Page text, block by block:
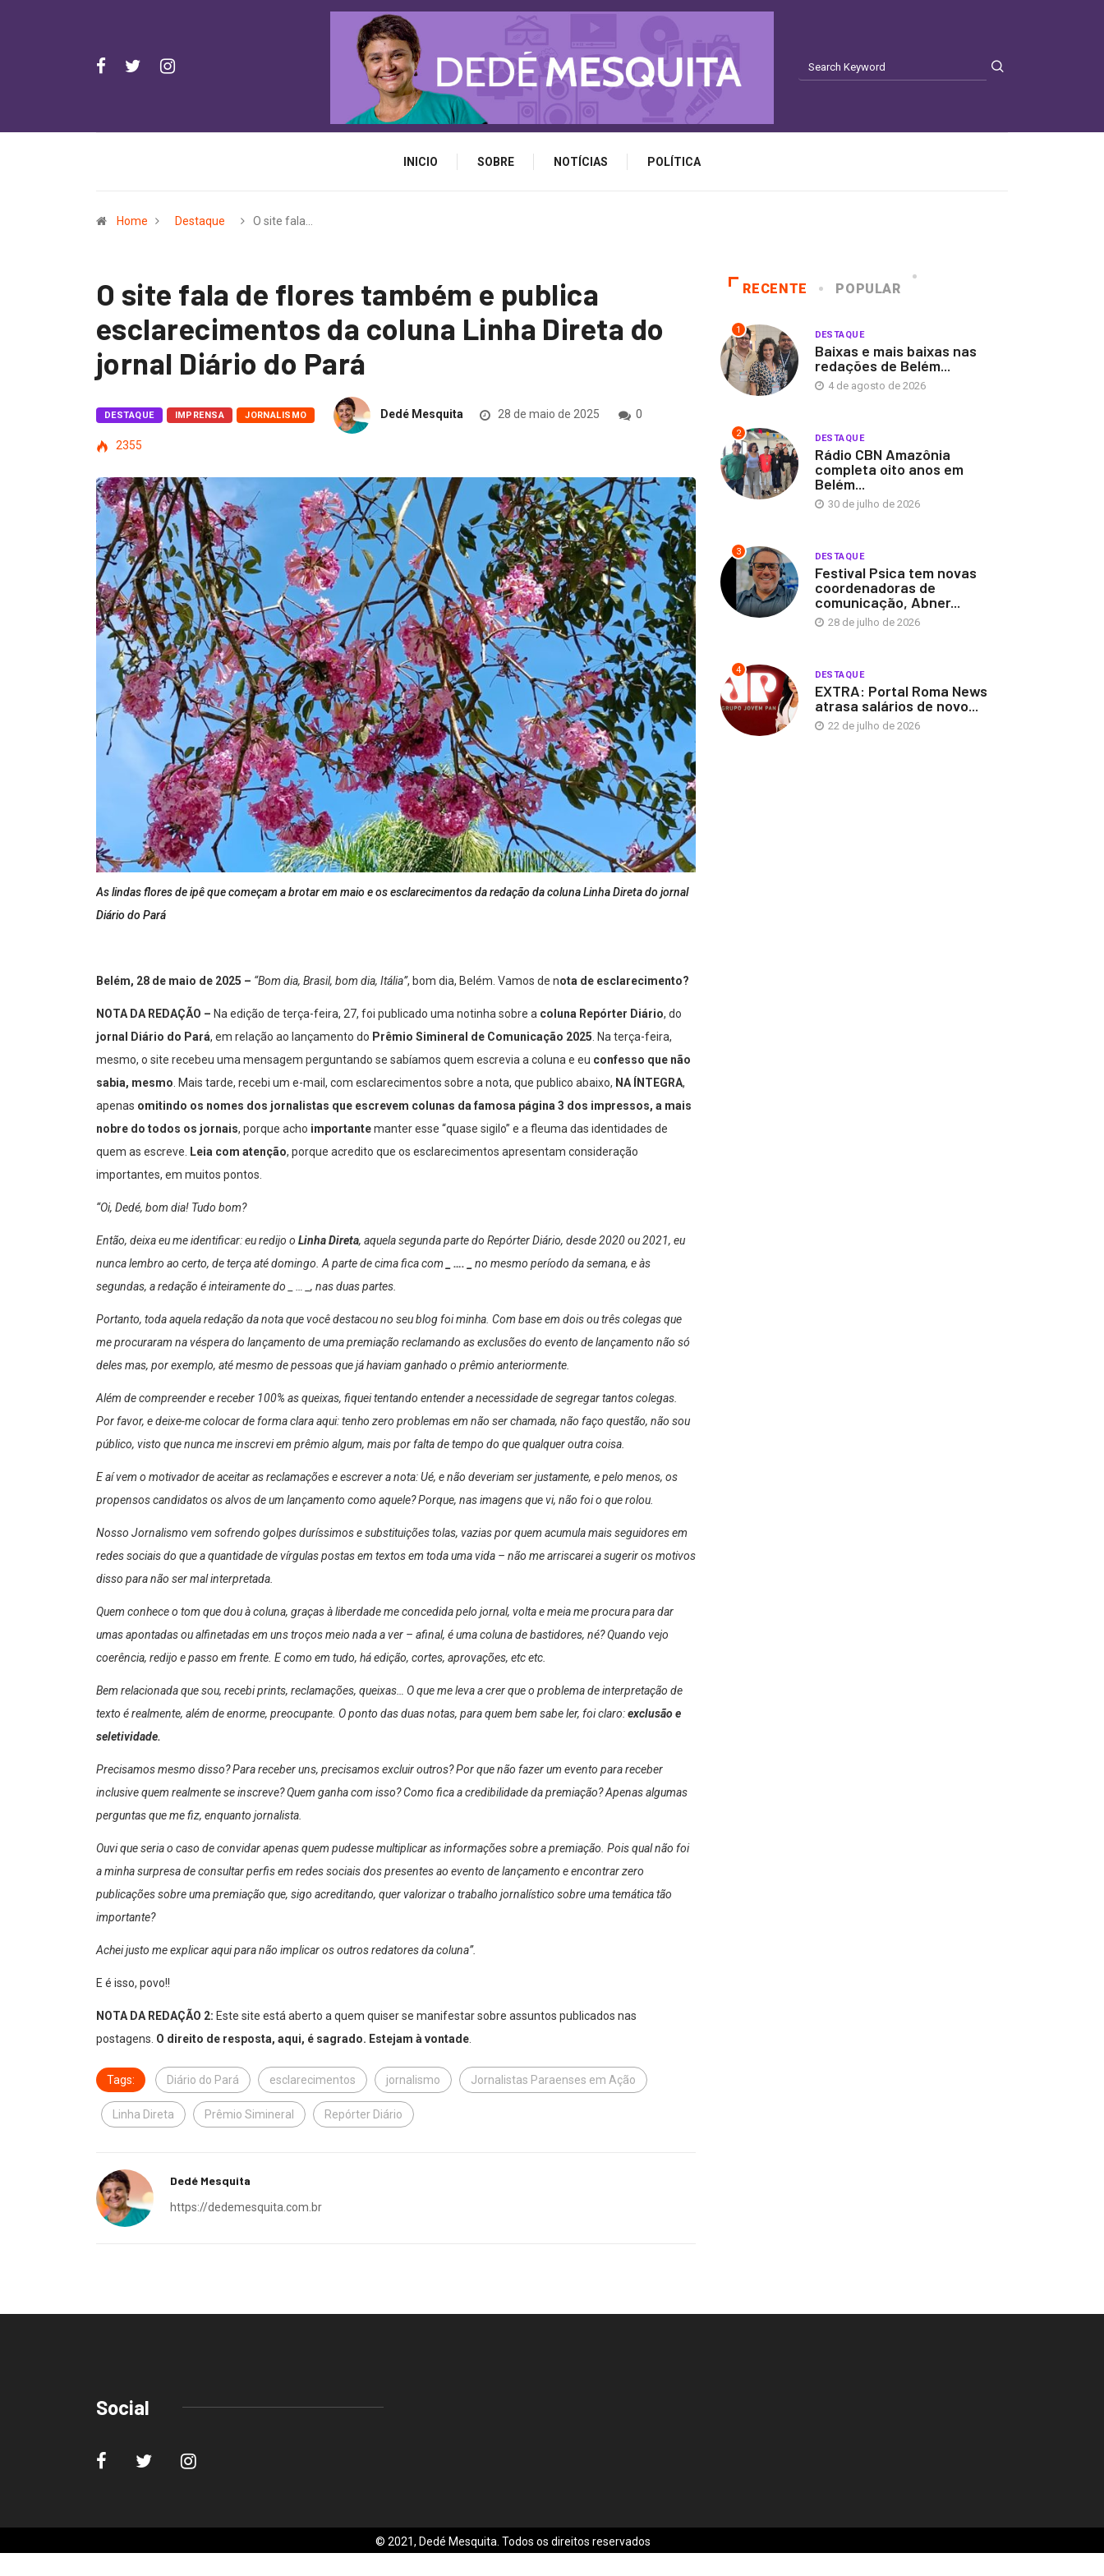
INICIO SOBRE NOTÍCIAS POLÍTICA
Home Destaque O site fala…
O site fala de flores também e publica
esclarecimentos da coluna Linha Direta do
jornal Diário do Pará
DESTAQUE IMPRENSA JORNALISMO Dedé Mesquita 28 de maio de 2025 0
2355
As lindas flores de ipê que começam a brotar em maio e os esclarecimentos da redação da coluna Linha Direta do jornal
Diário do Pará
Belém, 28 de maio de 2025 – “Bom dia, Brasil, bom dia, Itália”, bom dia, Belém. Vamos de nota de esclarecimento?
NOTA DA REDAÇÃO – Na edição de terça-feira, 27, foi publicado uma notinha sobre a coluna Repórter Diário, do
jornal Diário do Pará, em relação ao lançamento do Prêmio Simineral de Comunicação 2025 . Na terça-feira,
mesmo, o site recebeu uma mensagem perguntando se sabíamos quem escrevia a coluna e eu confesso que não
sabia, mesmo . Mais tarde, recebi um e-mail, com esclarecimentos sobre a nota, que publico abaixo, NA ÍNTEGRA,
apenas omitindo os nomes dos jornalistas que escrevem colunas da famosa página 3 dos impressos, a mais
nobre do todos os jornais, porque acho importantemanter esse “quase sigilo” e a fleuma das identidades de
quem as escreve.
Leia com atenção, porque acredito que os esclarecimentos apresentam consideração
importantes, em muitos pontos.
“Oi, Dedé, bom dia! Tudo bom?
Então, deixa eu me identificar: eu redijo o Linha Direta, aquela segunda parte do Repórter Diário, desde 2020 ou 2021, eu
nunca lembro ao certo, de terça até domingo. A parte de cima fica com
_ …. _
no mesmo período da semana, e às
segundas, a redação é inteiramente do _ … _, nas duas partes.
Portanto, toda aquela redação da nota que você destacou no seu blog foi minha. Com base em dois ou três colegas que
me procuraram na véspera do lançamento de uma premiação reclamando as exclusões do evento de lançamento não só
deles mas, por exemplo, até mesmo de pessoas que já haviam ganhado o prêmio anteriormente.
Além de compreender e receber 100% as queixas, fiquei tentando entender a necessidade de segregar tantos colegas.
Por favor, e deixe-me colocar de forma clara aqui: tenho zero problemas em não ser chamada, não faço questão, não sou
público, visto que nunca me inscrevi em prêmio algum, mais por falta de tempo do que qualquer outra coisa.
E aí vem o motivador de aceitar as reclamações e escrever a nota: Ué, e não deveriam ser justamente, e pelo menos, os
propensos candidatos os alvos de um lançamento como aquele? Porque, nas imagens que vi, não foi o que rolou.
Nosso Jornalismo vem sofrendo golpes duríssimos e substituições tolas, vazias por quem acumula mais seguidores em
redes sociais do que a quantidade de vírgulas postas em textos em toda uma vida – não me arriscarei a sugerir os motivos
disso para não ser mal interpretada.
Quem conhece o tom que dou à coluna, graças à liberdade me concedida pelo jornal, volta e meia me procura para dar
umas apontadas ou alfinetadas em uns troços meio nada a ver – afinal, é uma coluna de bastidores, né? Quando vejo
coerência, redijo e passo em frente. E como em tudo, há edição, cortes, aprovações, etc etc.
Bem relacionada que sou, recebi prints, reclamações, queixas… O que me leva a crer que o problema de interpretação de
texto é realmente, além de enorme, preocupante. O ponto das duas notas, para quem bem sabe ler, foi claro:exclusão e
seletividade.
Precisamos mesmo disso? Para receber uns, precisamos excluir outros? Por que não fazer um evento para receber
inclusive quem realmente se inscreve? Quem ganha com isso? Como fica a credibilidade da premiação? Apenas algumas
perguntas que me fiz, enquanto jornalista.
Ouvi que seria o caso de convidar apenas quem pudesse multiplicar as informações sobre a premiação. Pois qual não foi
a minha surpresa de consultar perfis em redes sociais dos presentes ao evento de lançamento e encontrar zero
publicações sobre uma premiação que, sigo acreditando, quer valorizar o trabalho jornalístico sobre uma temática tão
importante?
Achei justo me explicar aqui para não implicar os outros redatores da coluna”.
E é isso, povo!!
NOTA DA REDAÇÃO 2: Este site está aberto a quem quiser se manifestar sobre assuntos publicados nas
postagens. O direito de resposta, aqui, é sagrado. Estejam à vontade
Tags: Diário do Pará esclarecimentos jornalismo Jornalistas Paraenses em Ação
Linha Direta Prêmio Simineral Repórter Diário
Dedé Mesquita
https://dedemesquita.com.br
RECENTE POPULAR
1 DESTAQUE
Baixas e mais baixas nas
redações de Belém...
4 de agosto de 2026
2 DESTAQUE
Rádio CBN Amazônia
completa oito anos em
Belém...
30 de julho de 2026
3 DESTAQUE
Festival Psica tem novas
coordenadoras de
comunicação, Abner...
28 de julho de 2026
4 DESTAQUE
EXTRA: Portal Roma News
atrasa salários de novo...
22 de julho de 2026
Social
© 2021, Dedé Mesquita. Todos os direitos reservados